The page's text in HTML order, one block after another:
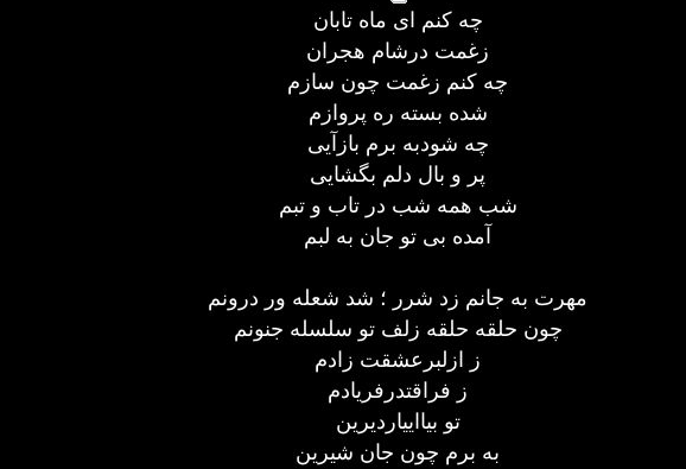
چه کنم ای ماه تابان
زغمت درشام هجران
چه کنم زغمت چون سازم
شده بسته ره پروازم
چه شودبه برم بازآیی
پر و بال دلم بگشایی
شب همه شب در تاب و تبم
آمده بی تو جان به لبم
مهرت به جانم زد شرر ؛ شد شعله ور درونم
چون حلقه حلقه زلف تو سلسله جنونم
ز ازلبرعشقت زادم
ز فراقتدرفریادم
تو بیااییاردیرین
به برم چون جان شیرین